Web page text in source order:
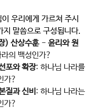
우리에게 가르쳐 주시
지 말씀으로 구성됩니다.
) 산상수훈 - 윤리와 원
의 백성인가?
포와 확장: 하나님 나라를
가?
과 신비 : 하나님 나라는
가?